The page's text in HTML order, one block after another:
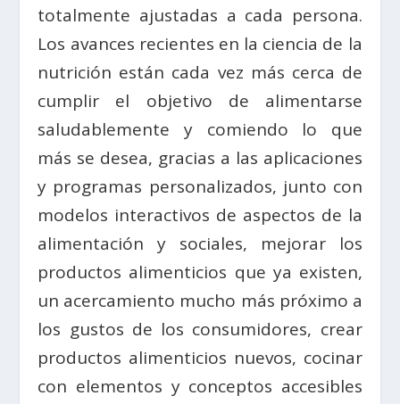
totalmente ajustadas a cada persona.
Los avances recientes en la ciencia de la
nutrición están cada vez más cerca de
cumplir el objetivo de alimentarse
saludablemente y comiendo lo que
más se desea, gracias a las aplicaciones
y programas personalizados, junto con
modelos interactivos de aspectos de la
alimentación y sociales, mejorar los
productos alimenticios que ya existen,
un acercamiento mucho más próximo a
los gustos de los consumidores, crear
productos alimenticios nuevos, cocinar
con elementos y conceptos accesibles